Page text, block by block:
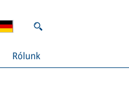
Rólunk